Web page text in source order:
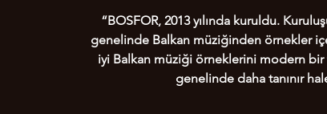
“BOSFOR, 2013 yılında kuruldu.
genelinde Balkan müziğinden örnekler
iyi Balkan müziği örneklerini modern bir
genelinde daha tanınır